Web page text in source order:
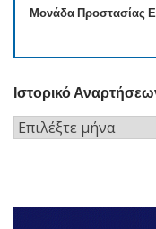
Μονάδα Προστασίας
Ιστορικό
Ιστορικό